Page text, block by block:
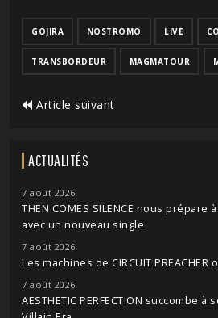
GOJIRA NOSTROMO LIVE
TRANSBORDEUR MAGMATOUR
Article suivant
ACTUALITÉS
7 août 2026
THEN COMES SILENCE nous prépare
avec un nouveau single
7 août 2026
Les machines de CIRCUIT
7 août 2026
AESTHETIC PERFECTION succombe